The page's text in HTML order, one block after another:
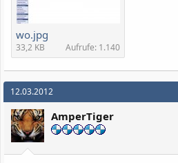
Noch mehr Geschenke ?
Klick
wo.jpg
33,2 KB Aufrufe: 1.140
12.03.2012
AmperTiger